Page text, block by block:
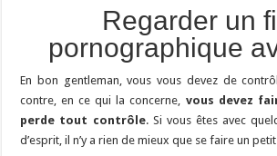
Regarder un
pornographique
En bon gentleman, vous vous devez de
contre, en ce qui la concerne, vous devez
perde tout contrôle. Si vous êtes avec
d’esprit, il n’y a rien de mieux que se faire un